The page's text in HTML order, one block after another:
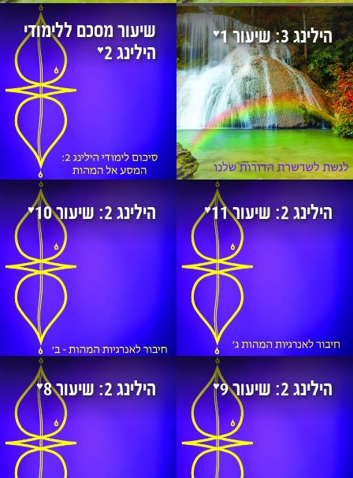
הילינג 3: שיעור 1 ♥
שיעור מסכם ללימודי
הילינג 2 ♥
הילינג 2: שיעור 11 ♥ הילינג 2: שיעור 10 ♥
הילינג 2: שיעור 9 ♥ הילינג 2: שיעור 8 ♥